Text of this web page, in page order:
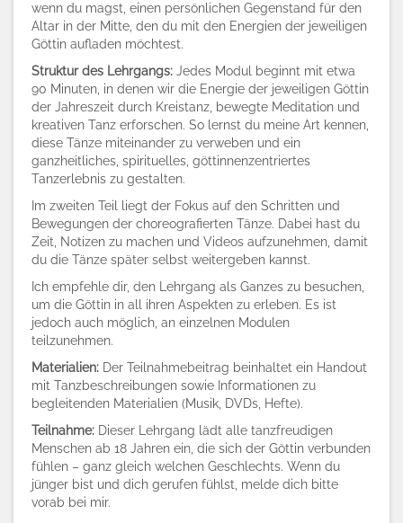
wenn du magst, einen persönlichen Gegenstand für den
Altar in der Mitte, den du mit den Energien der jeweiligen
Göttin aufladen möchtest.
Struktur des Lehrgangs: Jedes Modul beginnt mit etwa
90 Minuten, in denen wir die Energie der jeweiligen Göttin
der Jahreszeit durch Kreistanz, bewegte Meditation und
kreativen Tanz erforschen. So lernst du meine Art kennen,
diese Tänze miteinander zu verweben und ein
ganzheitliches, spirituelles, göttinnenzentriertes
Tanzerlebnis zu gestalten.
Im zweiten Teil liegt der Fokus auf den Schritten und
Bewegungen der choreografierten Tänze. Dabei hast du
Zeit, Notizen zu machen und Videos aufzunehmen, damit
du die Tänze später selbst weitergeben kannst.
Ich empfehle dir, den Lehrgang als Ganzes zu besuchen,
um die Göttin in all ihren Aspekten zu erleben. Es ist
jedoch auch möglich, an einzelnen Modulen
teilzunehmen.
Materialien: Der Teilnahmebeitrag beinhaltet ein Handout
mit Tanzbeschreibungen sowie Informationen zu
begleitenden Materialien (Musik, DVDs, Hefte).
Teilnahme: Dieser Lehrgang lädt alle tanzfreudigen
Menschen ab 18 Jahren ein, die sich der Göttin verbunden
fühlen – ganz gleich welchen Geschlechts. Wenn du
jünger bist und dich gerufen fühlst, melde dich bitte
vorab bei mir.